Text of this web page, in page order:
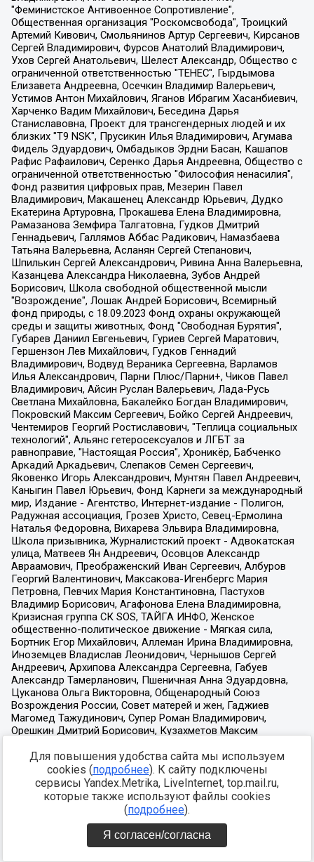
Для повышения удобства сайта мы используем
cookies (подробнее). К сайту подключены
сервисы Yandex.Metrika, LiveInternet, top.mail.ru,
которые также используют файлы cookies
(подробнее).
Я согласен/согласна